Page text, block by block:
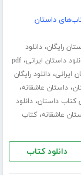
داستان
،دانلود
داستان ایرانی،pdf
ایرانی،دانلود رایگان
،داستان عاشقانه،
،دانلود
عاشقانه،کتاب
دانلود کتاب